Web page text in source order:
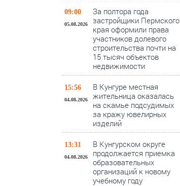
09:00
05.08.2026
За полтора года
застройщики Пермского
края оформили права
участников долевого
строительства почти на
15 тысяч объектов
недвижимости
15:56
04.08.2026
В Кунгуре местная
жительница оказалась
на скамье подсудимых
за кражу ювелирных
изделий
13:31
04.08.2026
В Кунгурском округе
продолжается приемка
образовательных
организаций к новому
учебному году